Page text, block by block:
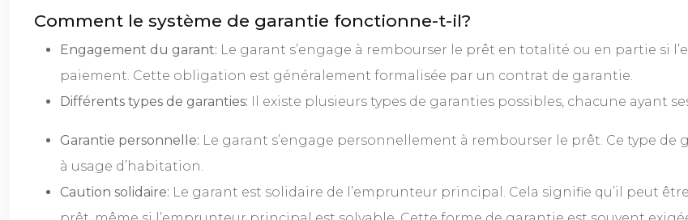
Comment le système de garantie fonctionne-t-il?
Engagement du garant: Le garant s’engage à rembourser le prêt en totalité ou en partie si
paiement. Cette obligation est généralement formalisée par un contrat de garantie.
Différents types de garanties:
Il existe plusieurs types de garanties possibles, chacune ayant
Garantie personnelle: Le garant s’engage personnellement à rembourser le prêt. Ce type
à usage d’habitation.
Caution solidaire: Le garant est solidaire de l’emprunteur principal. Cela signifie qu’il peut